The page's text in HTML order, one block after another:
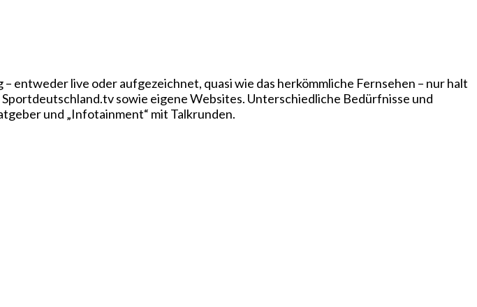
live oder aufgezeichnet, quasi wie das herkömmliche Fernsehen – nur halt
sowie eigene Websites. Unterschiedliche Bedürfnisse und
und „Infotainment“ mit Talkrunden.